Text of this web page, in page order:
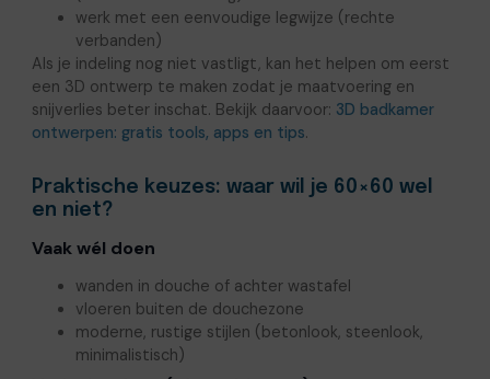
werk met een eenvoudige legwijze (rechte
verbanden)
Als je indeling nog niet vastligt, kan het helpen om eerst
een 3D ontwerp te maken zodat je maatvoering en
snijverlies beter inschat. Bekijk daarvoor: 3D badkamer
ontwerpen: gratis tools, apps en tips.
Praktische keuzes: waar wil je 60×60 wel
en niet?
Vaak wél doen
wanden in douche of achter wastafel
vloeren buiten de douchezone
moderne, rustige stijlen (betonlook, steenlook,
minimalistisch)